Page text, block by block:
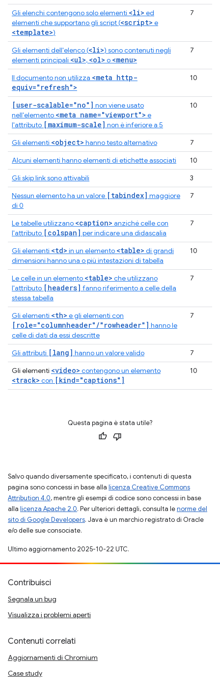
Gli elenchi contengono solo elementi <li> ed
elementi che supportano gli script (<script> e
<template>)
7
Gli elementi dell'elenco (<li>) sono contenuti negli
elementi principali <ul>, <ol> o <menu>
7
Il documento non utilizza <meta http-
equiv="refresh">
10
[user-scalable="no"] non viene usato
nell'elemento <meta name="viewport"> e
l'attributo [maximum-scale] non è inferiore a 5
10
Gli elementi <object> hanno testo alternativo
7
Alcuni elementi hanno elementi di etichette associati
10
Gli skip link sono attivabili
3
Nessun elemento ha un valore [tabindex] maggiore
di 0
7
Le tabelle utilizzano <caption> anziché celle con
l'attributo [colspan] per indicare una didascalia
7
Gli elementi <td> in un elemento <table> di grandi
dimensioni hanno una o più intestazioni di tabella
10
Le celle in un elemento <table> che utilizzano
l'attributo [headers] fanno riferimento a celle della
stessa tabella
7
Gli elementi <th> e gli elementi con
[role="columnheader"/"rowheader"] hanno le
celle di dati da essi descritte
7
Gli attributi [lang] hanno un valore valido
7
Gli elementi <video> contengono un elemento
<track> con [kind="captions"]
10
Questa pagina è stata utile?
Salvo quando diversamente specificato, i contenuti di questa
pagina sono concessi in base alla licenza Creative Commons
Attribution 4.0, mentre gli esempi di codice sono concessi in base
alla licenza Apache 2.0. Per ulteriori dettagli, consulta lenorme del
sito di Google Developers. Java è un marchio registrato di Oracle
e/o delle sue consociate.
Ultimo aggiornamento 2025-10-22 UTC.
Contribuisci
Segnala un bug
Visualizza i problemi aperti
Contenuti correlati
Aggiornamenti di Chromium
Case study